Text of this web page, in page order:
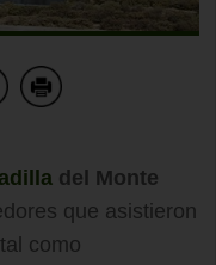
del Monte
que asistieron
como